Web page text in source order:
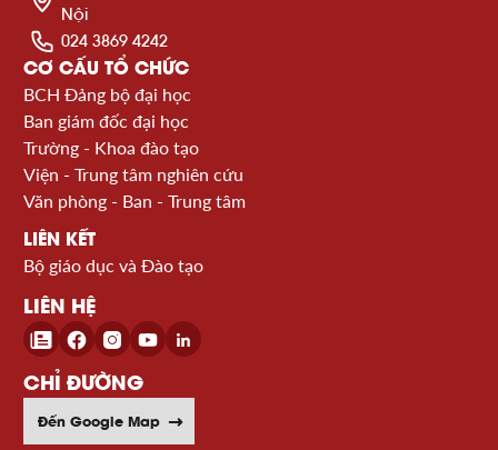
Nội
024 3869 4242
CƠ CẤU TỔ CHỨC
BCH Đảng bộ đại học
Ban giám đốc đại học
Trường - Khoa đào tạo
Viện - Trung tâm nghiên cứu
Văn phòng - Ban - Trung tâm
LIÊN KẾT
Bộ giáo dục và Đào tạo
LIÊN HỆ
CHỈ ĐƯỜNG
Đến Google Map